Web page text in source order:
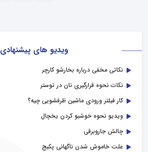
ویدیو های پیشنهادی
نکاتی مخفی درباره بخارشو کارچر
نکات نحوه قرارگیری نان در توستر
کار فیلتر ورودی ماشین ظرفشویی چیه؟
ویدیو نحوه خوشبو کردن یخچال
چالش جاروبرقی
علت خاموش شدن ناگهانی پکیج